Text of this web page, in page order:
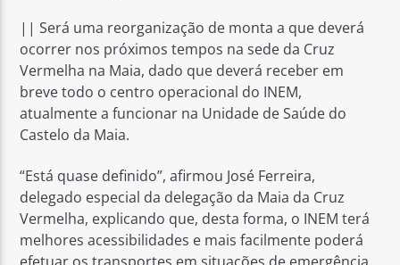
|| Será uma reorganização de monta a que deverá
ocorrer nos próximos tempos na sede da Cruz
Vermelha na Maia, dado que deverá receber em
breve todo o centro operacional do INEM,
atualmente a funcionar na Unidade de Saúde do
Castelo da Maia.
“Está quase definido”, afirmou José Ferreira,
delegado especial da delegação da Maia da Cruz
Vermelha, explicando que, desta forma, o INEM terá
melhores acessibilidades e mais facilmente poderá